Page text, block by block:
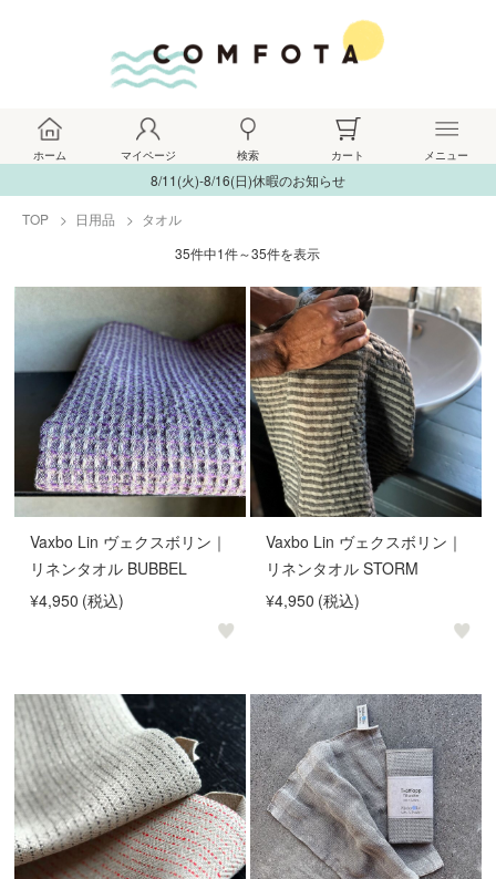
ホーム マイページ 検索 カート メニュー
8/11(火)-8/16(日)休暇のお知らせ
TOP 日用品
タオル
35件中1件～35件を表示
Vaxbo Lin ヴェクスボリン｜
リネンタオル BUBBEL
¥4,950 (税込)
Vaxbo Lin ヴェクスボリン｜
リネンタオル STORM
¥4,950 (税込)